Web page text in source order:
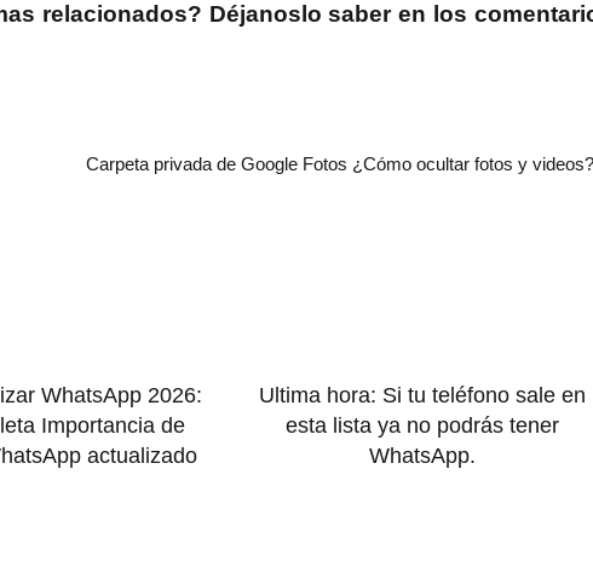
relacionados? Déjanoslo saber en los
Carpeta privada de Google Fotos ¿Cómo ocultar fotos y videos?
WhatsApp 2026:
Importancia de
actualizado
Ultima hora: Si tu teléfono sale en
esta lista ya no podrás tener
WhatsApp.